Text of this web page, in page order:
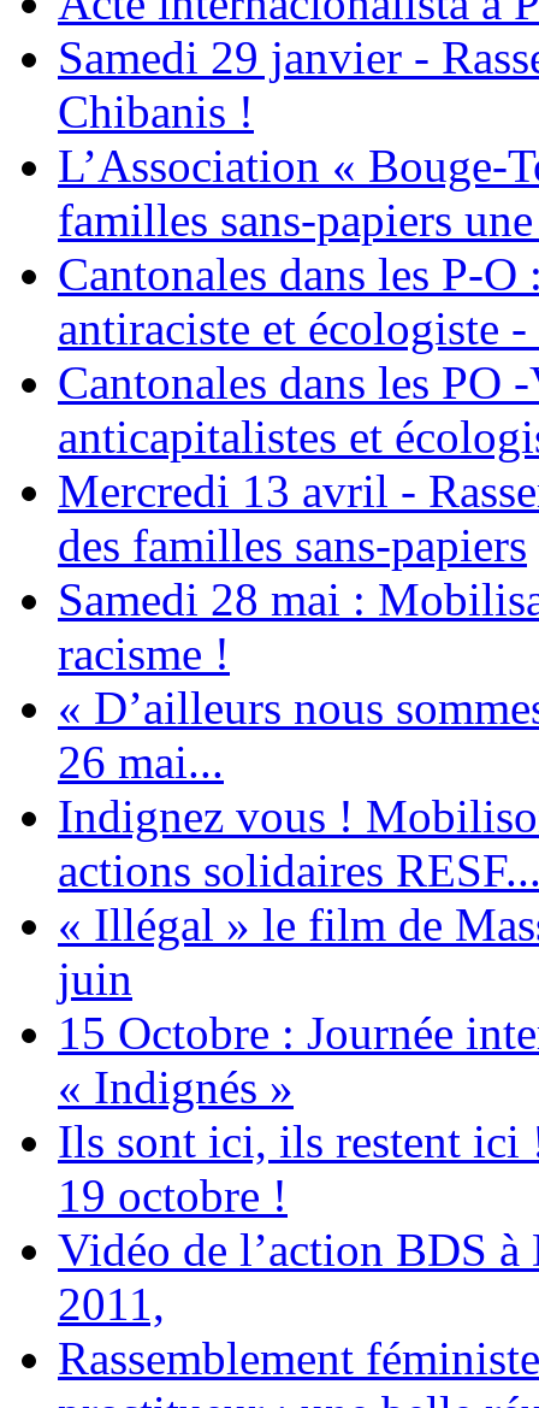
Samedi 29 janvier -
Chibanis !
L’Association « Bouge-
familles sans-papiers
Cantonales dans les P-
antiraciste et écologiste
Cantonales dans les PO
anticapitalistes et
Mercredi 13 avril -
des familles sans-papiers
Samedi 28 mai :
racisme !
« D’ailleurs nous
26 mai...
Indignez vous !
actions solidaires
« Illégal » le film de
juin
15 Octobre : Journée
« Indignés »
Ils sont ici, ils restent ici
19 octobre !
Vidéo de l’action BDS
2011,
Rassemblement